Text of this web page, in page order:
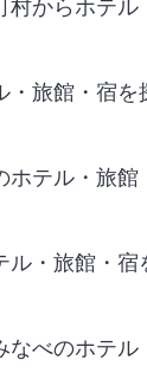
村からホテル
・旅館・宿を
ホテル・旅館
ル・旅館・宿
なべのホテル